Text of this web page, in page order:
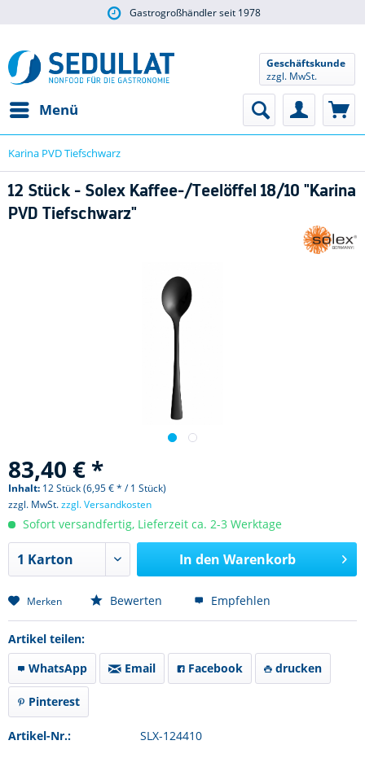
Gastrogroßhändler seit 1978
Menü
Geschäftskunde
zzgl. MwSt.
Karina PVD Tiefschwarz
12 Stück - Solex Kaffee-/Teelöffel 18/10 "Karina
PVD Tiefschwarz"
83,40 € *
Inhalt: 12 Stück (6,95 € * / 1 Stück)
zzgl. MwSt.zzgl. Versandkosten
Sofort versandfertig, Lieferzeit ca. 2-3 Werktage
In den Warenkorb
Merken Bewerten Empfehlen
Artikel teilen:
WhatsApp
Email Facebook drucken
Pinterest
Artikel-Nr.: SLX-124410